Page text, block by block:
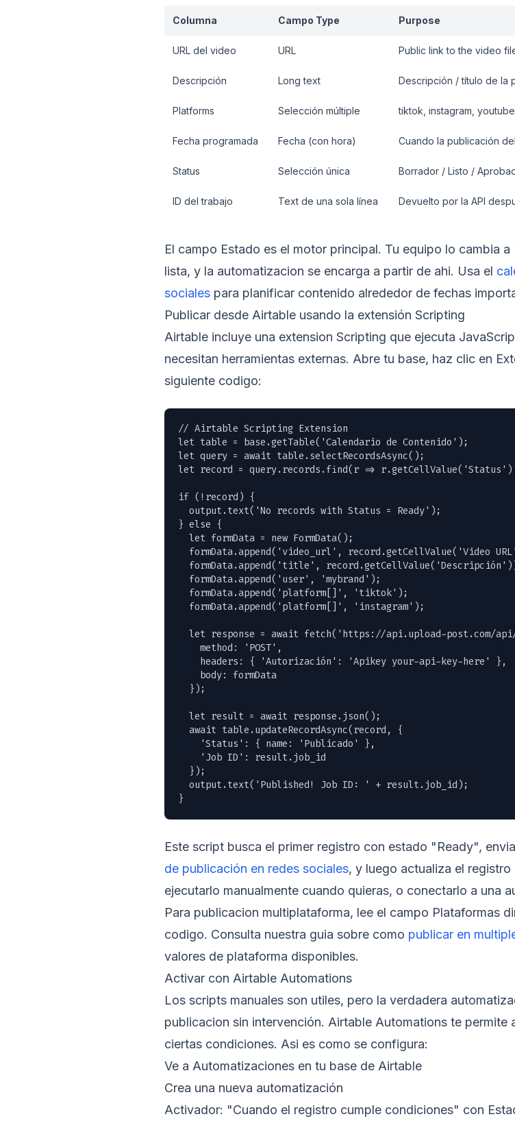
Columna Campo Type Purpose
URL del video URL Public link to the video
Descripción Long text Descripción / título de la
Platforms Selección múltiple tiktok, instagram,
Fecha programada Fecha (con hora) Cuando la publicación
Status Selección única Borrador / Listo /
ID del trabajo Text de una sola línea Devuelto por la API
El campo Estado es el motor principal. Tu equipo lo cambia
lista, y la automatizacion se encarga a partir de ahi. Usa el
sociales para planificar contenido alrededor de fechas
Publicar desde Airtable usando la extensión Scripting
Airtable incluye una extension Scripting que ejecuta
necesitan herramientas externas. Abre tu base, haz clic en
siguiente codigo:
// Airtable Scripting Extension
let table = base.getTable('Calendario de Contenido');
let query = await table.selectRecordsAsync();
let record = query.records.find(r =>
if (!record) {
  output.text('No records with Status = Ready');
} else {
  let formData = new FormData();
formData.append('video_url', record.getCellValue('Video
formData.append('title',
  formData.append('user', 'mybrand');
  formData.append('platform[]', 'tiktok');
  formData.append('platform[]', 'instagram');
let response = await fetch('https://api.upload-post.com/
    method: 'POST',
    headers: { 'Autorización': 'Apikey your-api-key-here' },
    body: formData
  });
  let result = await response.json();
  await table.updateRecordAsync(record, {
    'Status': { name: 'Publicado' },
    'Job ID': result.job_id
  });
  output.text('Published! Job ID: ' + result.job_id);
}
Este script busca el primer registro con estado "Ready",
de publicación en redes sociales, y luego actualiza el
ejecutarlo manualmente cuando quieras, o conectarlo a una
Para publicacion multiplataforma, lee el campo Plataformas
codigo. Consulta nuestra guia sobre como publicar en
valores de plataforma disponibles.
Activar con Airtable Automations
Los scripts manuales son utiles, pero la verdadera
publicacion sin intervención. Airtable Automations te
ciertas condiciones. Asi es como se configura:
Ve a Automatizaciones en tu base de Airtable
Crea una nueva automatización
Activador: "Cuando el registro cumple condiciones" con